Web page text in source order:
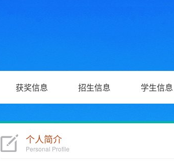
获奖信息 招生信息 学生信息
个人简介
Personal Profile